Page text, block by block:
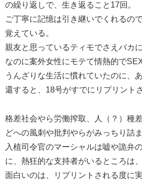
の繰り返しで、生き返ること17回。
ご丁寧に記憶は引き継いでくれるの
覚えている。
親友と思っているティモでさえバカ
なのに案外女性にモテて情熱的で
うんざりな生活に慣れていたのに、
還すると、18号がすでにリプリント
格差社会やら労働搾取、人（？）種
どへの風刺や批判やらがみっちり詰
入植司令官のマーシャルは嘘や詭弁
に、熱狂的な支持者がいるところは
面白いのは、リプリントされる度に